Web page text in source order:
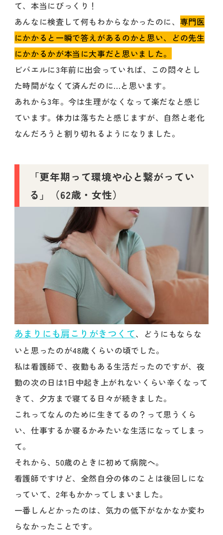
て、本当にびっくり！
あんなに検査して何もわからなかったのに、 専門医
にかかると一瞬で答えがあるのかと思い、どの先生
にかかるかが本当に大事だと思いました。
ビバエルに3年前に出会っていれば、この悶々とし
た時間がなくて済んだのに...と思います。
あれから3年。今は生理がなくなって楽だなと感じ
ています。体力は落ちたと感じますが、自然と老化
なんだろうと割り切れるようになりました。
「更年期って環境や心と繋がってい
る」（62歳・女性）
あまりにも肩こりがきつくて、どうにもならな
いと思ったのが48歳くらいの頃でした。
私は看護師で、夜勤もある生活だったのですが、夜
勤の次の日は1日中起き上がれないくらい辛くなって
きて、夕方まで寝てる日々が続きました。
これってなんのために生きてるの？って思うくら
い、仕事するか寝るかみたいな生活になってしまっ
て。
それから、50歳のときに初めて病院へ。
看護師ですけど、全然自分の体のことは後回しにな
っていて、2年もかかってしまいました。
一番しんどかったのは、気力の低下がなかなか変わ
らなかったことです。